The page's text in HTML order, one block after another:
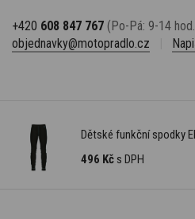
+420 608 847 767 (Po-Pá: 9-14
objednavky@motopradlo.cz
Dětské funkční spodky
496 Kčs DPH